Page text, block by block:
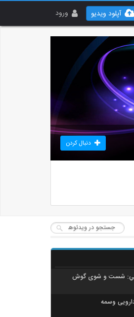
ورود آپلود ویدیو
دنبال کردن
شست و شوی گوش
وسمه